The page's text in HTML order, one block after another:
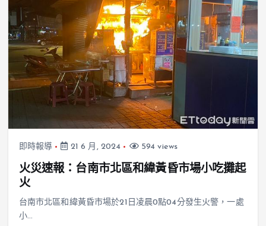
即時報導 21 6 月, 2024 594 views
火災速報：台南市北區和緯黃昏市場小吃攤起
火
台南市北區和緯黃昏市場於21日凌晨0點04分發生火警，一處
小…